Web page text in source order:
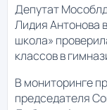
Депутат
Лидия Антонова
школа»
классов в
В мониторинге
председателя